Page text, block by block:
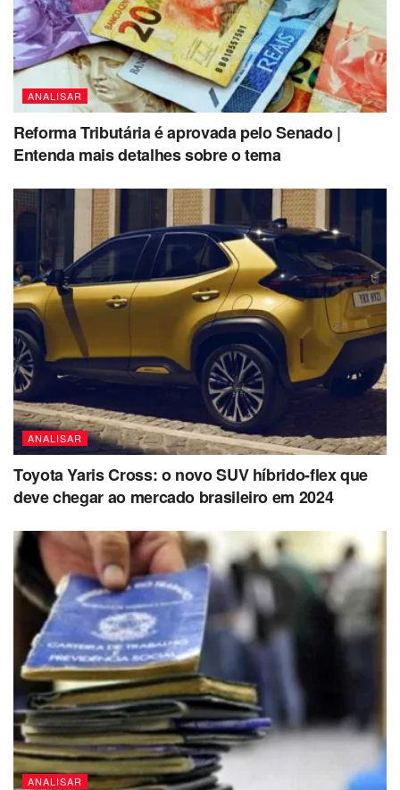
ANALISAR
Reforma Tributária é aprovada pelo Senado |
Entenda mais detalhes sobre o tema
ANALISAR
Toyota Yaris Cross: o novo SUV híbrido-flex que
deve chegar ao mercado brasileiro em 2024
ANALISAR